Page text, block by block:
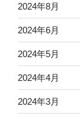
2024年8月
2024年6月
2024年5月
2024年4月
2024年3月